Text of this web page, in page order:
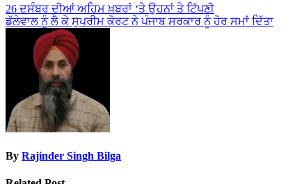
Post
navigation
26 ਦਸੰਬਰ ਦੀਆਂ ਅਹਿਮ ਖ਼ਬਰਾਂ ‘ਤੇ ਉਹਨਾਂ ਤੇ ਟਿੱਪਣੀ
ਡੱਲੇਵਾਲ ਨੂੰ ਲੈ ਕੇ ਸੁਪਰੀਮ ਕੋਰਟ ਨੇ ਪੰਜਾਬ ਸਰਕਾਰ ਨੂੰ ਹੋਰ ਸਮਾਂ ਦਿੱਤਾ
By Rajinder Singh Bilga